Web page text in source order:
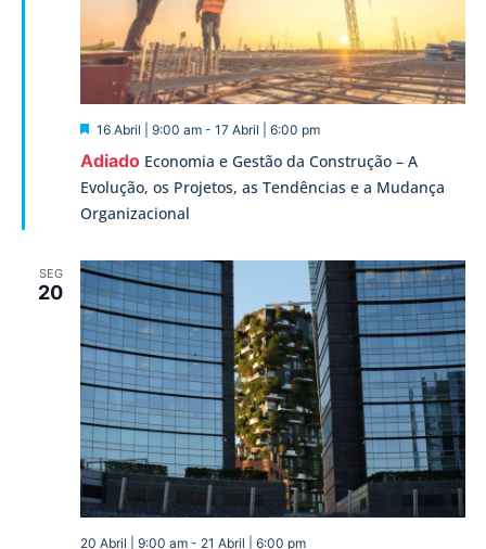
Adiado Economia e Gestão da Construção – A
Evolução, os Projetos, as Tendências e a Mudança
Organizacional
Destaque
16 Abril | 9:00 am- 17 Abril | 6:00 pm
SEG
20
20 Abril | 9:00 am- 21 Abril | 6:00 pm